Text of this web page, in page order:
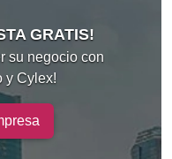
GRATIS!
su negocio con
y Cylex!